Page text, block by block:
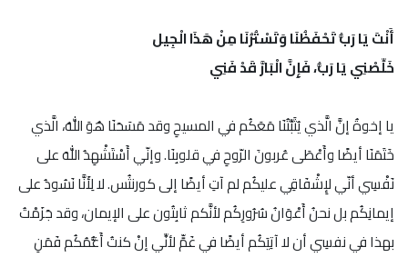
أَنْتَ يَا رَبُّ تَحْفَظُنَا وَتَسْتُرُنَا مِنْ هَذَا الْجِيل
خَلِّصْنِي يَا رَبُّ، فَإِنَّ الْبَارَّ قَدْ فَنِي
يا إخوةُ إنَّ الَّذي يُثَبِّتُنَا مَعَكُم في المسيحِ وقد مَسَحَنَا هُوَ اللهُ، الَّذي
خَتَمَنَا أيضًا وأَعْطَى عُربونَ الرّوحِ في قلوبِنَا. وإنّي أَسْتَشْهِدُ اللهَ على
نَفْسِي أنّي لإِشْفَاقِي عليكُم لم آتِ أيضًا إلى كورنثُس. لا لِأَنَّا نَسُودُ على
إيمانِكُم بل نحنُ أَعْوَانُ سُرُورِكُم لأنَّكم ثابِتُون على الإيمان، وقد جَزَمْتُ
بهذا في نفسِي أن لا آتِيَكُم أيضًا في غَمٍّ لأنِّي إنْ كنتُ أَغُّمُكُم فَمَنِ